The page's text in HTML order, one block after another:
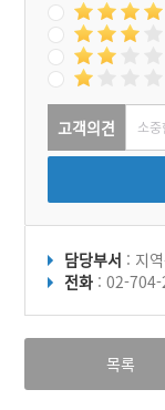
고객의견
담당부서 : 지
전화 : 02-
목록